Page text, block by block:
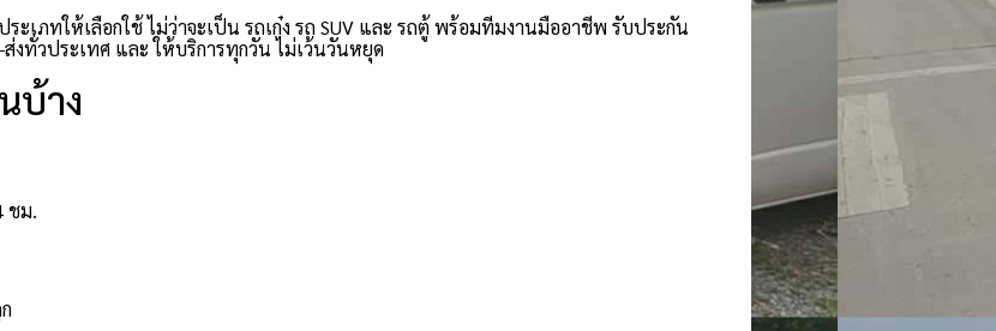
ะเภทให้เลือกใช้ ไม่ว่าจะเป็น รถเก๋ง รถ SUV และ รถตู้ พร้อมทีมงานมืออาชีพ รับประกัน
งทั่วประเทศ และ ให้บริการทุกวัน ไม่เว้นวันหยุด
บ้าง
ชม.